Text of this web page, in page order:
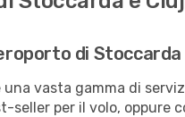
di Stoccarda
una vasta gamma di
seller per il volo, oppure